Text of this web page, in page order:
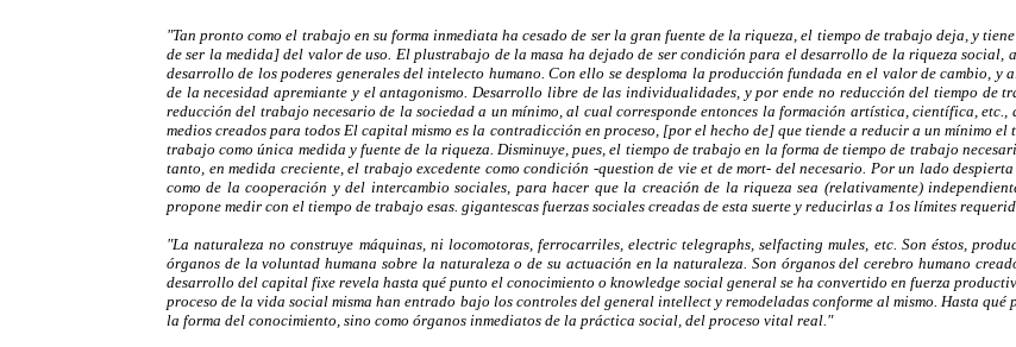
"Tan pronto como el trabajo en su forma inmediata ha cesado de ser la gran fuente de la riqueza, el tiempo de trabajo deja, y
de ser la medida] del valor de uso. El plustrabajo de la masa ha dejado de ser condición para el desarrollo de la riqueza social,
desarrollo de los poderes generales del intelecto humano. Con ello se desploma la producción fundada en el valor de cambio,
de la necesidad apremiante y el antagonismo. Desarrollo libre de las individualidades, y por ende no reducción del tiempo de
reducción del trabajo necesario de la sociedad a un mínimo, al cual corresponde entonces la formación artística, científica,
medios creados para todos El capital mismo es la contradicción en proceso, [por el hecho de] que tiende a reducir a un mínimo
trabajo como única medida y fuente de la riqueza. Disminuye, pues, el tiempo de trabajo en la forma de tiempo de trabajo
tanto, en medida creciente, el trabajo excedente como condición -question de vie et de mort- del necesario. Por un lado
como de la cooperación y del intercambio sociales, para hacer que la creación de la riqueza sea (relativamente)
propone medir con el tiempo de trabajo esas. gigantescas fuerzas sociales creadas de esta suerte y reducirlas a 1os límites
"La naturaleza no construye máquinas, ni locomotoras, ferrocarriles, electric telegraphs, selfacting mules, etc. Son éstos,
órganos de la voluntad humana sobre la naturaleza o de su actuación en la naturaleza. Son órganos del cerebro humano
desarrollo del capital fixe revela hasta qué punto el conocimiento o knowledge social general se ha convertido en fuerza
proceso de la vida social misma han entrado bajo los controles del general intellect y remodeladas conforme al mismo. Hasta
la forma del conocimiento, sino como órganos inmediatos de la práctica social, del proceso vital real."